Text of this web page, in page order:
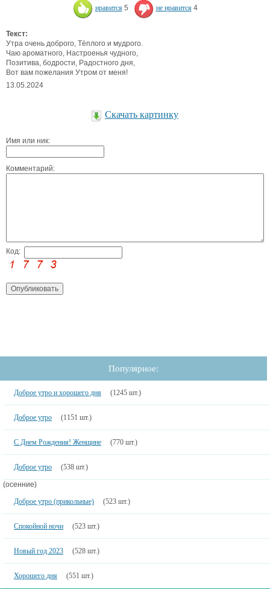
нравится 5 не нравится 4
Текст:
Утра очень доброго, Тёплого и мудрого.
Чаю ароматного, Настроенья чудного,
Позитива, бодрости, Радостного дня,
Вот вам пожелания Утром от меня!
13.05.2024
Скачать картинку
Имя или ник:
Комментарий:
Код:
Популярное:
Доброе утро и хорошего дня (1245 шт.)
Доброе утро (1151 шт.)
С Днем Рождения! Женщине (770 шт.)
Доброе утро (538 шт.)
(осенние)
Доброе утро (прикольные)
(523 шт.)
Спокойной ночи (523 шт.)
Новый год 2023 (528 шт.)
Хорошего дня (551 шт.)